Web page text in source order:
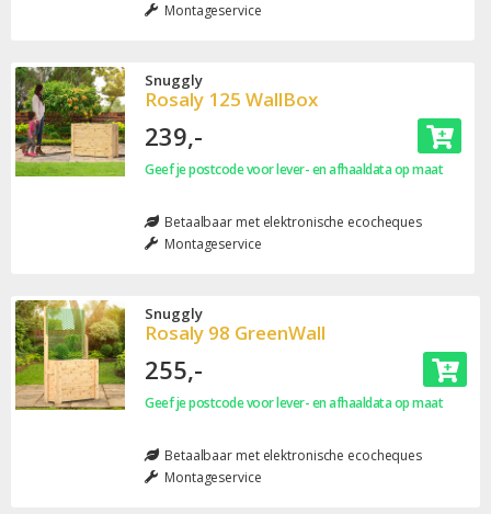
Montageservice
Snuggly
Rosaly 125 WallBox
239,-
Geef je postcode voor lever- en afhaaldata op maat
Betaalbaar met elektronische ecocheques
Montageservice
Snuggly
Rosaly 98 GreenWall
255,-
Geef je postcode voor lever- en afhaaldata op maat
Betaalbaar met elektronische ecocheques
Montageservice